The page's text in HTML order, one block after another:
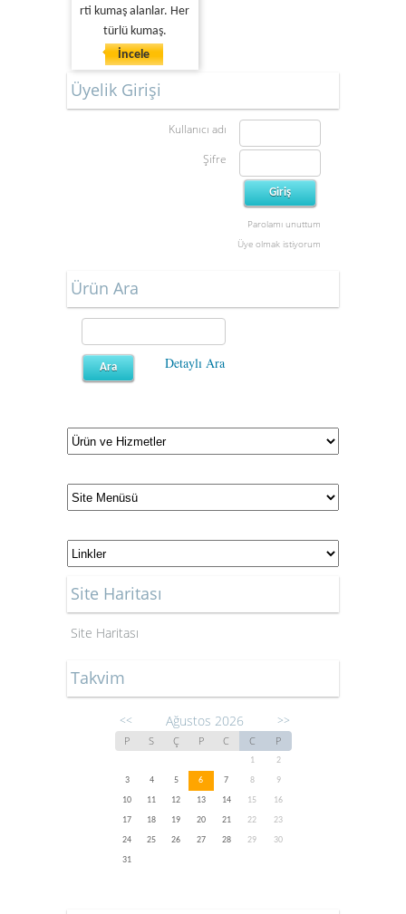
rti kumaş alanlar. Her
türlü kumaş.
İncele
Üyelik Girişi
Kullanıcı adı
Şifre
Parolamı unuttum
Üye olmak istiyorum
Ürün Ara
Detaylı Ara
Site Haritası
Site Haritası
Takvim
<< Ağustos 2026 >>
P S Ç P C C P
1
2
3
4 5 6 7 8
9
10
11 12 13 14 15
16
17
18 19 20 21 22
23
24
25 26 27 28 29
30
31